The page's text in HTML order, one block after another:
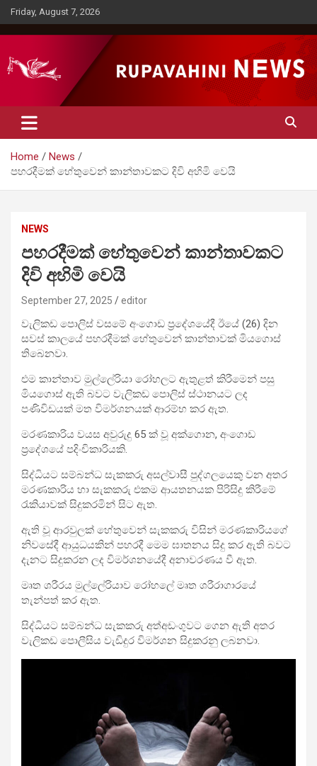
Skip
to
content
Friday, August 7, 2026
Rupavahini News
Home
News
පහරදීමක් හේතුවෙන් කාන්තාවකට දිවි අහිමි වෙයි
NEWS
පහරදීමක් හේතුවෙන් කාන්තාවකට
දිවි අහිමි වෙයි
September 27, 2025 editor
වැලිකඩ පොලිස් වසමේ අංගොඩ ප්‍රදේශයේදී ඊයේ (26) දින
සවස් කාලයේ පහරදීමක් හේතුවෙන් කාන්තාවක් මියගොස්
තිබෙනවා.
එම ක‍ාන්තාව මුල්ලේරියා රෝහලට ඇතුළත් කිරීමෙන් පසු
මියගොස් ඇති බවට වැලිකඩ පොලිස් ස්ථානයට ලද
පණිවිඩයක් මත විමර්ශනයක් ආරම්භ කර ඇත.
මරණකාරිය වයස අවුරුදු 65 ක් වූ අක්ගොන, අංගොඩ
ප්‍රදේශයේ පදිංචිකාරියකි.
සිද්ධියට සම්බන්ධ සැකකරු අසල්වාසී පුද්ගලයෙකු වන අතර
මරණකාරිය හා සැකකරු එකම ආයතනයක පිරිසිදු කිරීමේ
රැකියාවක් සිදුකරමින් සිට ඇත.
ඇති වූ ආරවුලක් හේතුවෙන් සැකකරු විසින් මරණකාරියගේ
නිවසේදී ආයුධයකින් පහරදී මෙම ඝාතනය සිදු කර ඇති බවට
දැනට සිදුකරන ලද විමර්ශනයේදී අනාවරණය වී ඇත.
මෘත ශරීරය මුල්ලේරියාව රෝහලේ මෘත ශරීරාගාරයේ
තැන්පත් කර ඇත.
සිද්ධියට සම්බන්ධ සැකකරු අත්අඩංගුවට ගෙන ඇති අතර
වැලිකඩ පොලීසිය වැඩිදුර විමර්ශන සිදුකරනු ලබනවා.